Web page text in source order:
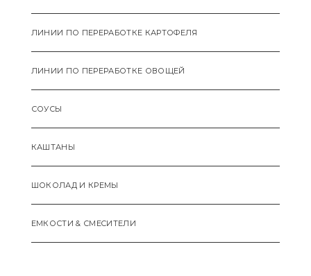
ЛИНИИ ПО ПЕРЕРАБОТКЕ КАРТОФЕЛЯ
ЛИНИИ ПО ПЕРЕРАБОТКЕ ОВОЩЕЙ
СОУСЫ
КАШТАНЫ
ШОКОЛАД И КРЕМЫ
ЕМКОСТИ & СМЕCИТЕЛИ